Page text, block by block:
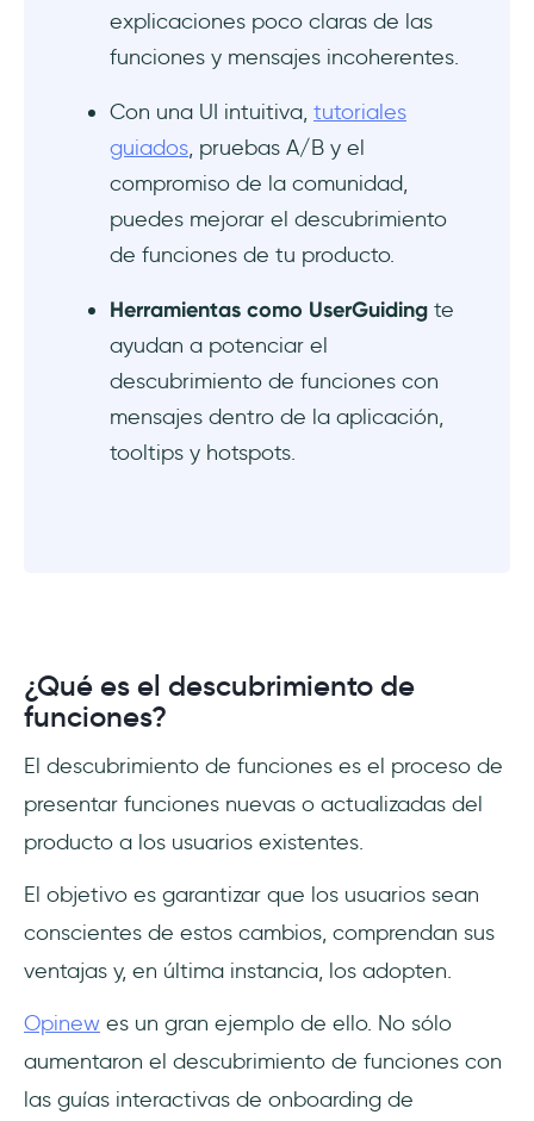
¿Por qué es importante el descubrimiento de
funciones?
¿Qué estrategias pueden utilizar las
empresas para impulsar el descubrimiento
de funciones?
¿Qué herramientas pueden ayudar a
descubrir funciones?
¿Cómo pueden medir las empresas la
eficacia de sus esfuerzos de descubrimiento
de funciones?
explicaciones poco claras de las
funciones y mensajes incoherentes.
Con una UI intuitiva, tutoriales
guiados, pruebas A/B y el
compromiso de la comunidad,
puedes mejorar el descubrimiento
de funciones de tu producto.
Herramientas como UserGuiding te
ayudan a potenciar el
descubrimiento de funciones con
mensajes dentro de la aplicación,
tooltips y hotspots.
¿Qué es el descubrimiento de
funciones?
El descubrimiento de funciones es el proceso de
presentar funciones nuevas o actualizadas del
producto a los usuarios existentes.
El objetivo es garantizar que los usuarios sean
conscientes de estos cambios, comprendan sus
ventajas y, en última instancia, los adopten.
Opinew es un gran ejemplo de ello. No sólo
aumentaron el descubrimiento de funciones con
las guías interactivas de onboarding de